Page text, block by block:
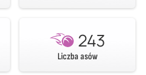
243
Liczba asów